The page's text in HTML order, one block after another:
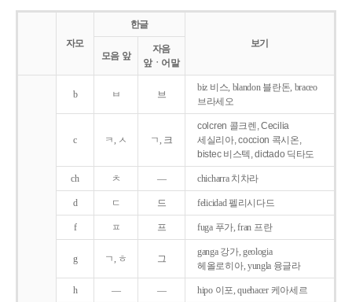
자모
한글
보기
모음 앞
자음
앞ㆍ어말
b ㅂ 브
biz 비스, blandon 블란돈, braceo
브라세오
c ㅋ, ㅅ ㄱ, 크
colcren 콜크렌, Cecilia
세실리아, coccion 콕시온,
bistec 비스텍, dictado 딕타도
ch ㅊ ― chicharra 치차라
d ㄷ 드 felicidad 펠리시다드
f ㅍ 프 fuga 푸가, fran 프란
g ㄱ, ㅎ 그
ganga 강가, geologia
헤올로히아, yungla 융글라
h ― ― hipo 이포, quehacer 케아세르